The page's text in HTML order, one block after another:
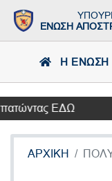
ΕΝΩΣΗ
Η ΕΝΩΣΗ
ΕΔΩ
ΑΡΧΙΚΗ